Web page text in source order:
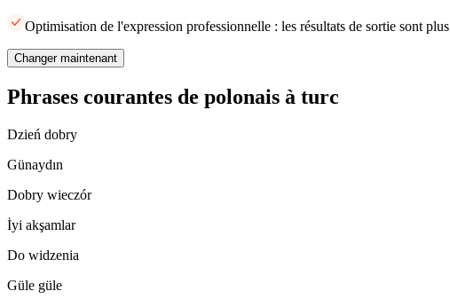
Optimisation de l'expression professionnelle : les résultats de sortie sont
Changer maintenant
Phrases courantes de polonais à turc
Dzień dobry
Günaydın
Dobry wieczór
İyi akşamlar
Do widzenia
Güle güle